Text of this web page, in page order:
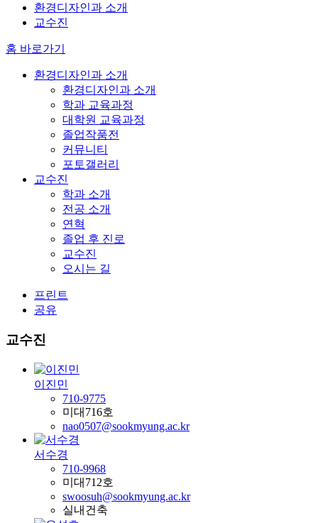
환경디자인과 소개
교수진
홈 바로가기
환경디자인과 소개
환경디자인과 소개
학과 교육과정
대학원 교육과정
졸업작품전
커뮤니티
포토갤러리
교수진
학과 소개
전공 소개
연혁
졸업 후 진로
교수진
오시는 길
프린트
공유
교수진
이진민
710-9775
미대716호
nao0507@sookmyung.ac.kr
서수경
710-9968
미대712호
swoosuh@sookmyung.ac.kr
실내건축